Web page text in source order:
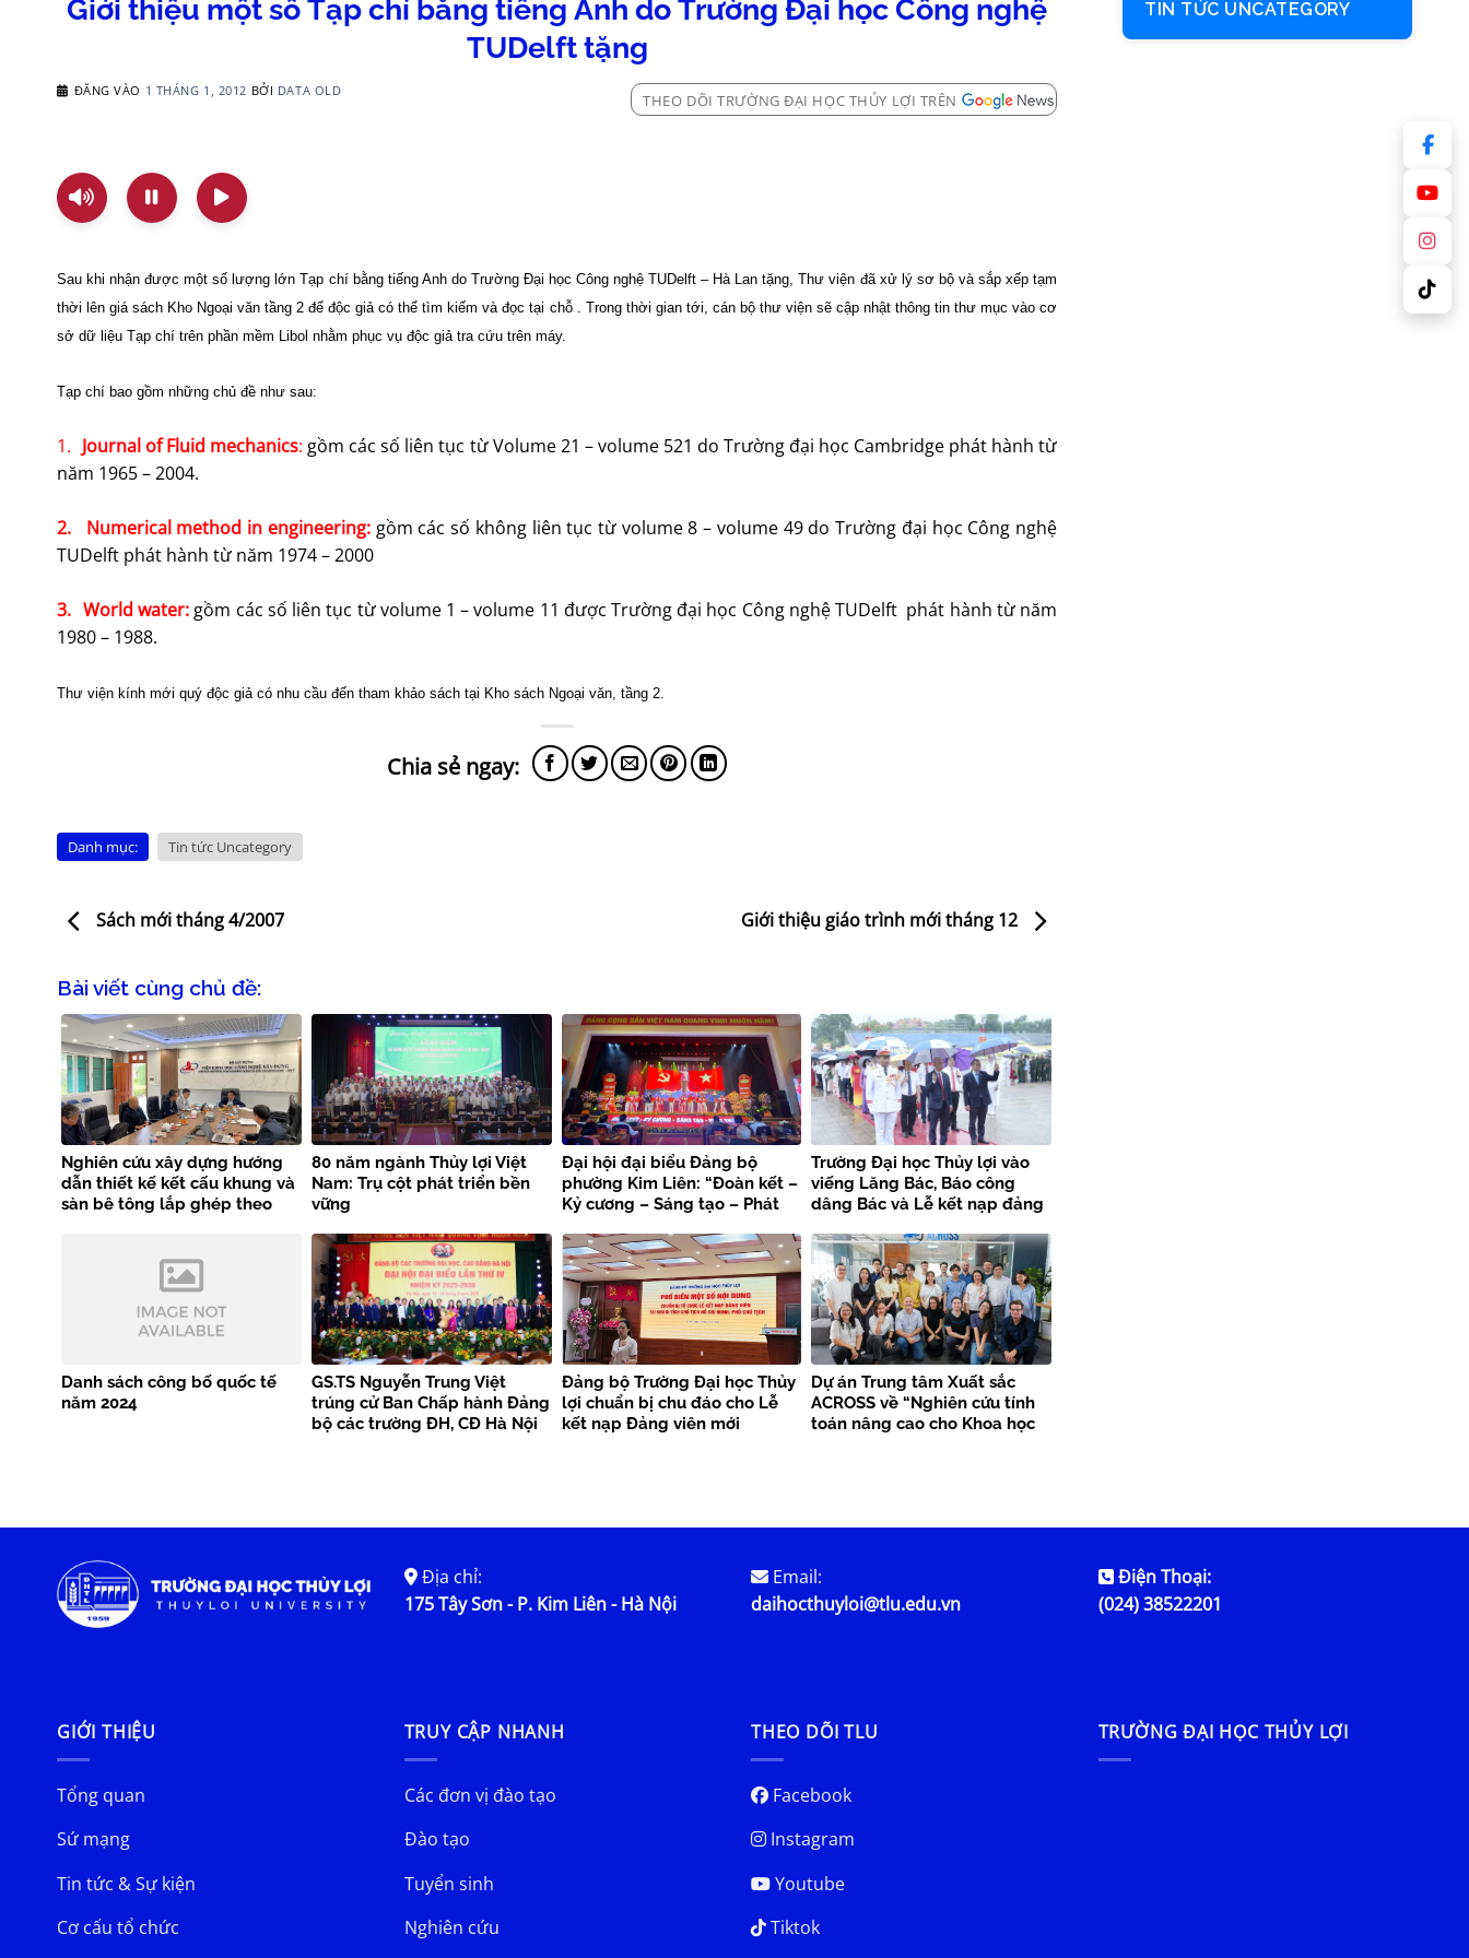
Giới thiệu một số Tạp chí bằng tiếng Anh do Trường Đại học Công nghệ
TUDelft tặng
ĐĂNG VÀO 1 THÁNG 1, 2012 BỞI DATA OLD
THEO DÕI TRƯỜNG ĐẠI HỌC THỦY LỢI TRÊN
Sau khi nhận được một số lượng lớn Tạp chí bằng tiếng Anh do Trường Đại học Công nghệ TUDelft – Hà Lan tặng, Thư viện đã xử lý sơ bộ và sắp xếp tạm
thời lên giá sách Kho Ngoại văn tầng 2 để độc giả có thể tìm kiếm và đọc tại chỗ . Trong thời gian tới, cán bộ thư viện sẽ cập nhật thông tin thư mục vào cơ
sở dữ liệu Tạp chí trên phần mềm Libol nhằm phục vụ độc giả tra cứu trên máy.
Tạp chí bao gồm những chủ đề như sau:
1. Journal of Fluid mechanics: gồm các số liên tục từ Volume 21 – volume 521 do Trường đại học Cambridge phát hành từ
năm 1965 – 2004.
2. Numerical method in engineering: gồm các số không liên tục từ volume 8 – volume 49 do Trường đại học Công nghệ
TUDelft phát hành từ năm 1974 – 2000
3. World water: gồm các số liên tục từ volume 1 – volume 11 được Trường đại học Công nghệ TUDelft phát hành từ năm
1980 – 1988.
Thư viện kính mới quý độc giả có nhu cầu đến tham khảo sách tại Kho sách Ngoại văn, tầng 2.
Danh mục: Tin tức Uncategory
Sách mới tháng 4/2007 Giới thiệu giáo trình mới tháng 12
Bài viết cùng chủ đề:
Nghiên cứu xây dựng hướng
dẫn thiết kế kết cấu khung và
sàn bê tông lắp ghép theo
80 năm ngành Thủy lợi Việt
Nam: Trụ cột phát triển bền
vững
Đại hội đại biểu Đảng bộ
phường Kim Liên: “Đoàn kết –
Kỷ cương – Sáng tạo – Phát
Trường Đại học Thủy lợi vào
viếng Lăng Bác, Báo công
dâng Bác và Lễ kết nạp đảng
kiện trọng đại
Danh sách công bố quốc tế
năm 2024
GS.TS Nguyễn Trung Việt
trúng cử Ban Chấp hành Đảng
bộ các trường ĐH, CĐ Hà Nội
Đảng bộ Trường Đại học Thủy
lợi chuẩn bị chu đáo cho Lễ
kết nạp Đảng viên mới
Dự án Trung tâm Xuất sắc
ACROSS về “Nghiên cứu tính
toán nâng cao cho Khoa học
TIN TỨC UNCATEGORY
Địa chỉ:
175 Tây Sơn - P. Kim Liên - Hà Nội
Email:
daihocthuyloi@tlu.edu.vn
Điện Thoại:
(024) 38522201
GIỚI THIỆU
Tổng quan
Sứ mạng
Tin tức & Sự kiện
Cơ cấu tổ chức
TRUY CẬP NHANH
Các đơn vị đào tạo
Đào tạo
Tuyển sinh
Nghiên cứu
THEO DÕI TLU
Facebook
Instagram
Youtube
Tiktok
TRƯỜNG ĐẠI HỌC THỦY LỢI